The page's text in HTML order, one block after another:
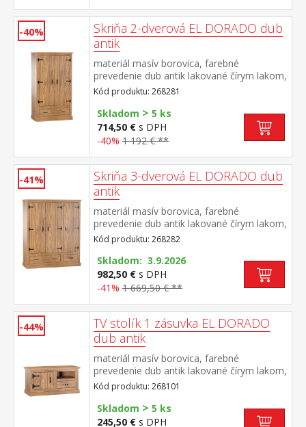
-40%
Skriňa 2-dverová EL DORADO dub
antik
materiál masív borovica, farebné
prevedenie dub antik lakované čírym lakom,
vlis drevenej štruktúry v hornej časti
šatníková tyč a polica na klobúky v dolnej
časti široká zásuvka súčasť zostavy EL
DORADO
Kód produktu: 268281
Skladom > 5 ks
714,50 € s DPH
-40% 1 192 € **
-41%
Skriňa 3-dverová EL DORADO dub
antik
materiál masív borovica, farebné
prevedenie dub antik lakované čírym lakom,
vlis drevenej štruktúry priestor delený v
pomere 2:1 v ľavej časti šatníková tyč a
polica na klobúky v pravej časti dve police, v
dolnej časti dve zásuvky súčasť zostavy EL
DORADO
Kód produktu: 268282
Skladom: 3.9.2026
982,50 € s DPH
-41% 1 669,50 € **
-44%
TV stolík 1 zásuvka EL DORADO
dub antik
materiál masív borovica, farebné
prevedenie dub antik lakované čírym lakom,
vlis drevenej štruktúry 1 dvierka, 1 zásuvka,
1 otvorená polica súčasť zostavy EL
DORADO
Kód produktu: 268101
Skladom > 5 ks
245,50 € s DPH